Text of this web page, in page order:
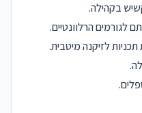
בקהילה.
לגורמים הרלוונטיים.